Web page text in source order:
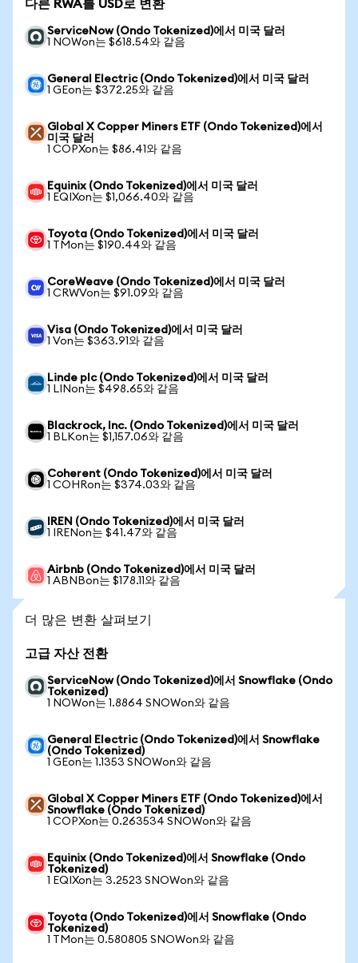
다른 RWA를 USD로 변환
ServiceNow (Ondo Tokenized)에서 미국 달러
1 NOWon는 $618.54와 같음
General Electric (Ondo Tokenized)에서 미국 달러
1 GEon는 $372.25와 같음
Global X Copper Miners ETF (Ondo Tokenized)에서
미국 달러
1 COPXon는 $86.41와 같음
Equinix (Ondo Tokenized)에서 미국 달러
1 EQIXon는 $1,066.40와 같음
Toyota (Ondo Tokenized)에서 미국 달러
1 TMon는 $190.44와 같음
CoreWeave (Ondo Tokenized)에서 미국 달러
1 CRWVon는 $91.09와 같음
Visa (Ondo Tokenized)에서 미국 달러
1 Von는 $363.91와 같음
Linde plc (Ondo Tokenized)에서 미국 달러
1 LINon는 $498.65와 같음
Blackrock, Inc. (Ondo Tokenized)에서 미국 달러
1 BLKon는 $1,157.06와 같음
Coherent (Ondo Tokenized)에서 미국 달러
1 COHRon는 $374.03와 같음
IREN (Ondo Tokenized)에서 미국 달러
1 IRENon는 $41.47와 같음
Airbnb (Ondo Tokenized)에서 미국 달러
1 ABNBon는 $178.11와 같음
더 많은 변환 살펴보기
고급 자산 전환
ServiceNow (Ondo Tokenized)에서 Snowflake (Ondo
Tokenized)
1 NOWon는 1.8864 SNOWon와 같음
General Electric (Ondo Tokenized)에서 Snowflake
(Ondo Tokenized)
1 GEon는 1.1353 SNOWon와 같음
Global X Copper Miners ETF (Ondo Tokenized)에서
Snowflake (Ondo Tokenized)
1 COPXon는 0.263534 SNOWon와 같음
Equinix (Ondo Tokenized)에서 Snowflake (Ondo
Tokenized)
1 EQIXon는 3.2523 SNOWon와 같음
Toyota (Ondo Tokenized)에서 Snowflake (Ondo
Tokenized)
1 TMon는 0.580805 SNOWon와 같음